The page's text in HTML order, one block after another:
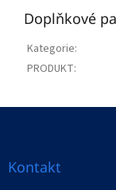
Doplňkové
Kategorie:
PRODUKT:
Kontakt